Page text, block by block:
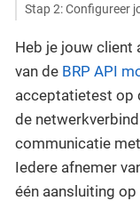
Stap 2: Configureer
Heb je jouw client
van de BRP API
acceptatietest op
de
communicatie
Iedere afnemer
één aansluiting